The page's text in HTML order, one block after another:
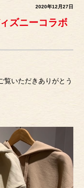
2020年12月27日
ズニーコラボ
覧いただきありがとう